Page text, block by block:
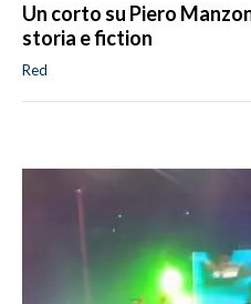
Un corto su Piero
storia e fiction
Red